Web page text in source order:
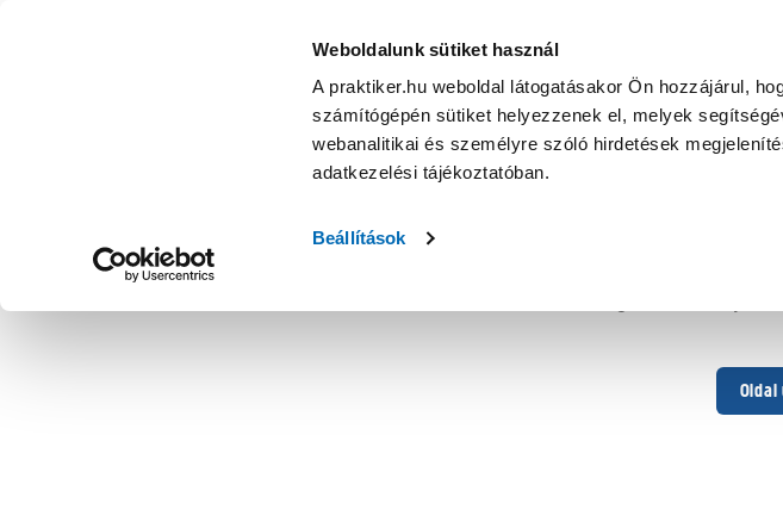
Weboldalunk sütiket használ
A praktiker.hu weboldal látogatásakor Ön hozzájárul,
számítógépén sütiket helyezzenek el, melyek
webanalitikai és személyre szóló hirdetések
adatkezelési tájékoztatóban.
Beállítások